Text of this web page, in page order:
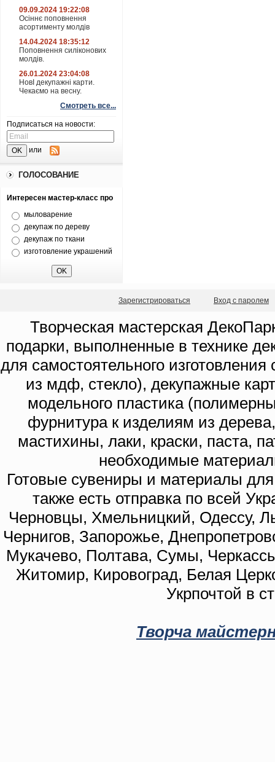
09.09.2024 19:22:08
Осіннє поповнення
асортименту молдів
14.04.2024 18:35:12
Поповнення силіконових
молдів.
26.01.2024 23:04:08
НовІ декупажні карти.
Чекаємо на весну.
Смотреть все...
Подписаться на новости:
или
ГОЛОСОВАНИЕ
Интересен мастер-класс про
мыловарение
декупаж по дереву
декупаж по ткани
изготовление украшений
Зарегистрироваться Вход с паролем
Творческая мастерская
подарки, выполненные в технике
для самостоятельного
из мдф, стекло), декупажные
модельного пластика
фурнитура к изделиям из
мастихины, лаки, краски, паста,
необходимые
Готовые сувениры и материалы
также есть отправка по всей
Черновцы, Хмельницкий, Одессу,
Чернигов, Запорожье,
Мукачево, Полтава, Сумы,
Житомир, Кировоград, Белая
Укрпочтой в
Творча